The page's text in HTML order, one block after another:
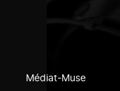
Médiat-Muse